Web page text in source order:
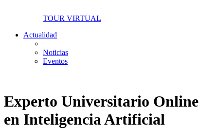
TOUR VIRTUAL
Actualidad
Noticias
Eventos
Experto Universitario Online
en Inteligencia Artificial